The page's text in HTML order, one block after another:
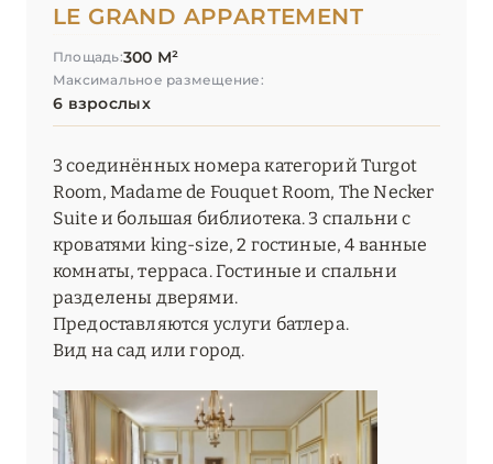
LE GRAND APPARTEMENT
Площадь:300 М²
Максимальное размещение:
6 взрослых
3 соединённых номера категорий Turgot
Room, Madame de Fouquet Room, The Necker
Suite и большая библиотека. 3 спальни с
кроватями king-size, 2 гостиные, 4 ванные
комнаты, терраса. Гостиные и спальни
разделены дверями.
Предоставляются услуги батлера.
Вид на сад или город.